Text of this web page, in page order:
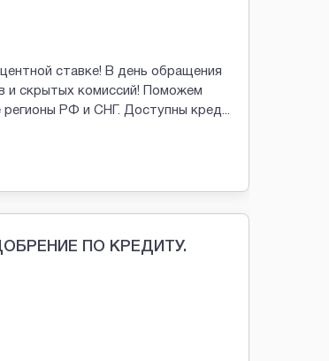
ставке! В день обращения
и скрытых комиссий! Поможем
РФ и СНГ. Доступны кред
ПО КРЕДИТУ.